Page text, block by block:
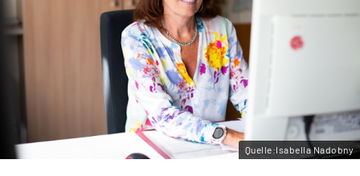
Sozialdienste & Zuweisende
Leichte Sprache
Gebärdensprache
Quelle:Isabella Nadobny